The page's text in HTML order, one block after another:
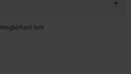
Megbízható bolt